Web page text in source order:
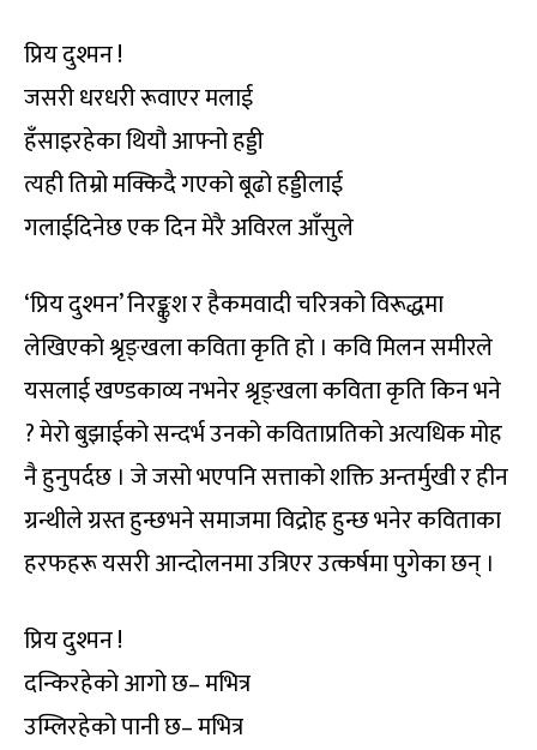
प्रिय दुश्मन !
जसरी धरधरी रूवाएर मलाई
हँसाइरहेका थियौ आफ्नो हड्डी
त्यही तिम्रो मक्किदै गएको बूढो हड्डीलाई
गलाईदिनेछ एक दिन मेरै अविरल आँसुले
‘प्रिय दुश्मन’ निरङ्कुश र हैकमवादी चरित्रको विरूद्धमा
लेखिएको श्रृङ्खला कविता कृति हो । कवि मिलन समीरले
यसलाई खण्डकाव्य नभनेर श्रृङ्खला कविता कृति किन भने
? मेरो बुझाईको सन्दर्भ उनको कविताप्रतिको अत्यधिक मोह
नै हुनुपर्दछ । जे जसो भएपनि सत्ताको शक्ति अन्तर्मुखी र हीन
ग्रन्थीले ग्रस्त हुन्छभने समाजमा विद्रोह हुन्छ भनेर कविताका
हरफहरू यसरी आन्दोलनमा उत्रिएर उत्कर्षमा पुगेका छन् ।
प्रिय दुश्मन !
दन्किरहेको आगो छ– मभित्र
उम्लिरहेको पानी छ– मभित्र